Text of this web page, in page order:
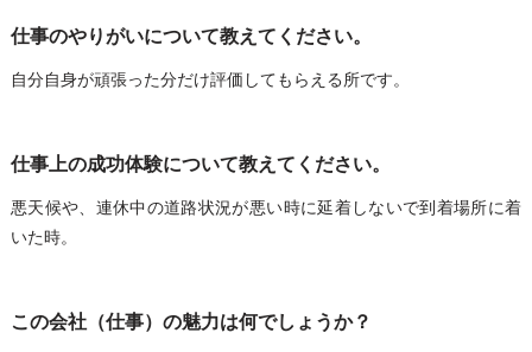
仕事のやりがいについて教えてください。
自分自身が頑張った分だけ評価してもらえる所です。
仕事上の成功体験について教えてください。
悪天候や、連休中の道路状況が悪い時に延着しないで到着場所に着
いた時。
この会社（仕事）の魅力は何でしょうか？